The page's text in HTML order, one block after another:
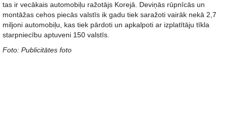
tas ir vecākais automobiļu ražotājs Korejā. Deviņās rūpnīcās un
montāžas cehos piecās valstīs ik gadu tiek saražoti vairāk nekā 2,7
miljoni automobiļu, kas tiek pārdoti un apkalpoti ar izplatītāju tīkla
starpniecību aptuveni 150 valstīs.
Foto: Publicitātes foto